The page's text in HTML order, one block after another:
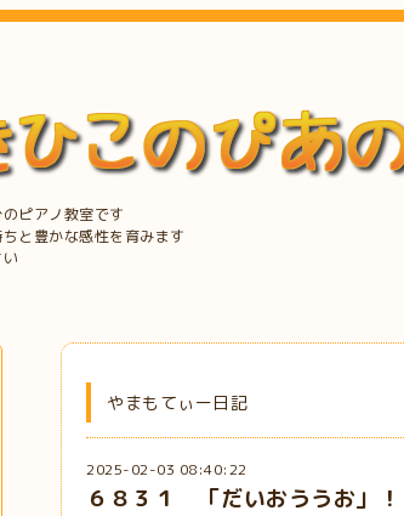
ピアノ教室です
と豊かな感性を育みます
やまもてぃー日記
2025-02-03 08:40:22
６８３１ 「だいおううお」！